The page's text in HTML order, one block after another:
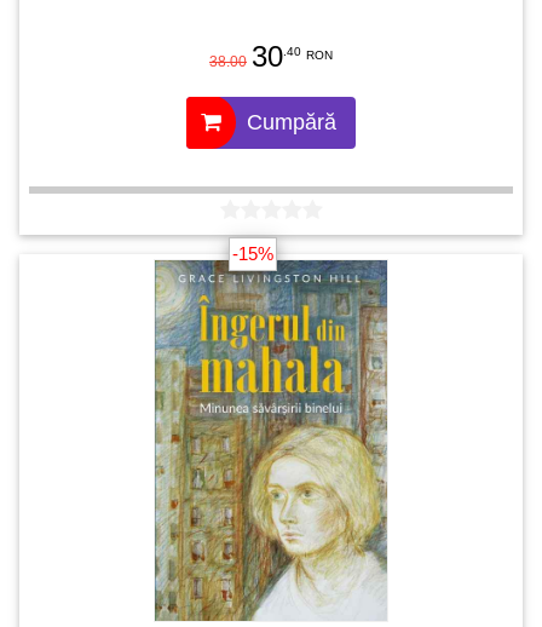
38.00 30 .40 RON
Cumpără
-15%